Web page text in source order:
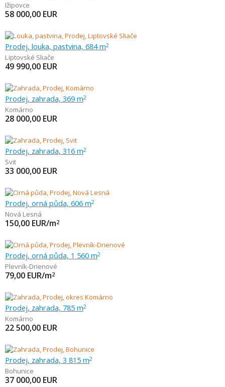
Ižipovce
58 000,00 EUR
Prodej, louka, pastvina, 684 m2
Liptovské Sliače
49 990,00 EUR
Prodej, zahrada, 369 m2
Komárno
28 000,00 EUR
Prodej, zahrada, 316 m2
Svit
33 000,00 EUR
Prodej, orná půda, 606 m2
Nová Lesná
150,00 EUR/m2
Prodej, orná půda, 1 560 m2
Plevník-Drienové
79,00 EUR/m2
Prodej, zahrada, 785 m2
Komárno
22 500,00 EUR
Prodej, zahrada, 3 815 m2
Bohunice
37 000,00 EUR